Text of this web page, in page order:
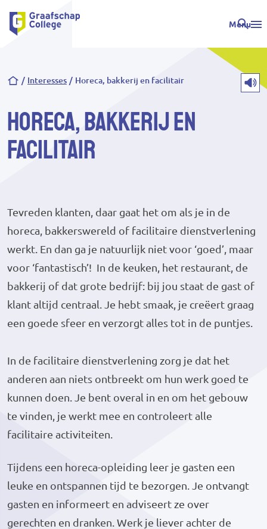
Menu
Kruimelpad
Interesses Horeca, bakkerij en facilitair
Horeca, bakkerij en
facilitair
Tevreden klanten, daar gaat het om als je in de
horeca, bakkerswereld of facilitaire dienstverlening
werkt. En dan ga je natuurlijk niet voor ‘goed’, maar
voor ‘fantastisch’! In de keuken, het restaurant, de
bakkerij of dat grote bedrijf: bij jou staat de gast of
klant altijd centraal. Je hebt smaak, je creëert graag
een goede sfeer en verzorgt alles tot in de puntjes.
In de facilitaire dienstverlening zorg je dat het
anderen aan niets ontbreekt om hun werk goed te
kunnen doen. Je bent overal in en om het gebouw
te vinden, je werkt mee en controleert alle
facilitaire activiteiten.
Tijdens een horeca-opleiding leer je gasten een
leuke en ontspannen tijd te bezorgen. Je ontvangt
gasten en informeert en adviseert ze over
gerechten en dranken. Werk je liever achter de